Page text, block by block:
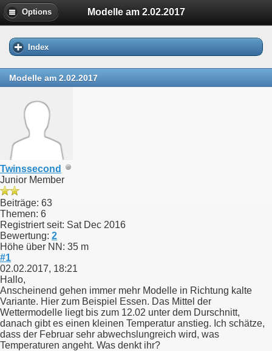
Options Modelle am 2.02.2017
Index
Modelle am 2.02.2017
Twinssecond
Junior Member
Beiträge: 63
Themen: 6
Registriert seit: Sat Dec 2016
Bewertung: 2
Höhe über NN: 35 m
#1
02.02.2017, 18:21
Hallo,
Anscheinend gehen immer mehr Modelle in Richtung kalte
Variante. Hier zum Beispiel Essen. Das Mittel der
Wettermodelle liegt bis zum 12.02 unter dem Durschnitt,
danach gibt es einen kleinen Temperatur anstieg. Ich schätze,
dass der Februar sehr abwechslungreich wird, was
Temperaturen angeht. Was denkt ihr?